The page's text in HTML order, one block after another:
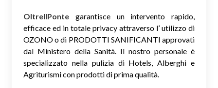
OltreIlPonte garantisce un intervento rapido,
efficace ed in totale privacy attraverso l’ utilizzo di
OZONO o di PRODOTTI SANIFICANTI approvati
dal Ministero della Sanità. Il nostro personale è
specializzato nella pulizia di Hotels, Alberghi e
Agriturismi con prodotti di prima qualità.